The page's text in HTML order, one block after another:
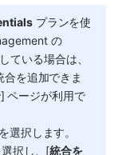
プランを使
用している、または Jira Service Management の
ている場合は、
を追加できま
] ページが利用で
選択します。
択し、[統合を